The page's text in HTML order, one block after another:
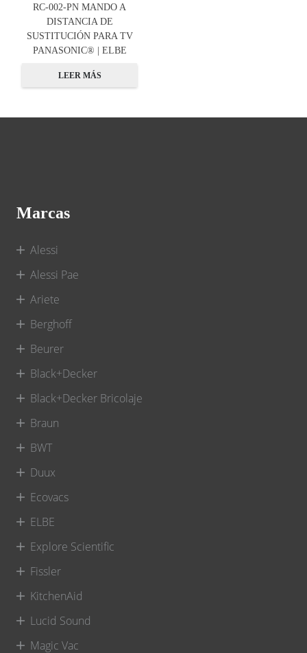
RC-002-PN MANDO A
DISTANCIA DE
SUSTITUCIÓN PARA TV
PANASONIC® | ELBE
LEER MÁS
Marcas
Alessi
Alessi Pae
Ariete
Berghoff
Beurer
Black+Decker
Black+Decker Bricolaje
Braun
BWT
Duux
Ecovacs
ELBE
Explore Scientific
Fissler
KitchenAid
Lucid Sound
Magic Vac